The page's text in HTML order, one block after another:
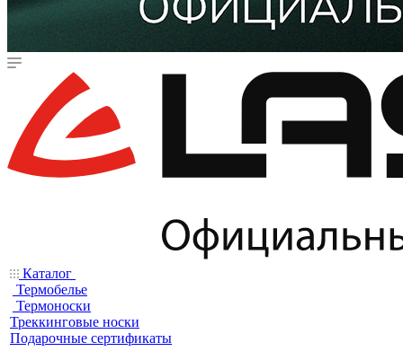
Каталог
Термобелье
Термоноски
Треккинговые носки
Подарочные сертификаты